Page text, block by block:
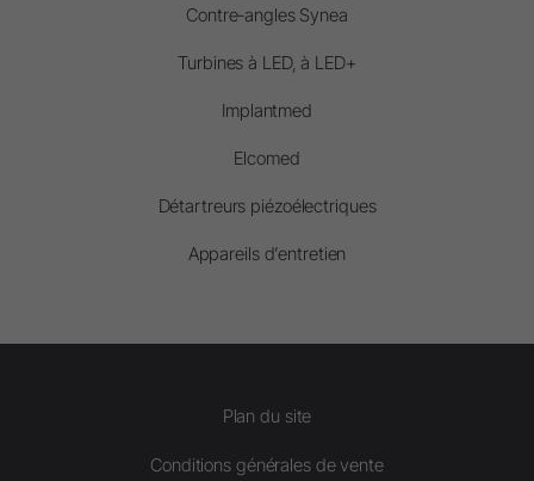
Contre-angles Synea
Turbines à LED, à LED+
Implantmed
Elcomed
Détartreurs piézoélectriques
Appareils d’entretien
Plan du site
Conditions générales de vente